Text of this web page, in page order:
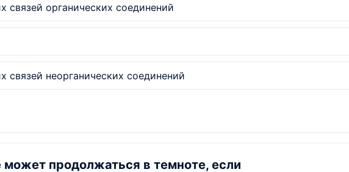
связей органических соединений
связей неорганических соединений
может продолжаться в темноте, если